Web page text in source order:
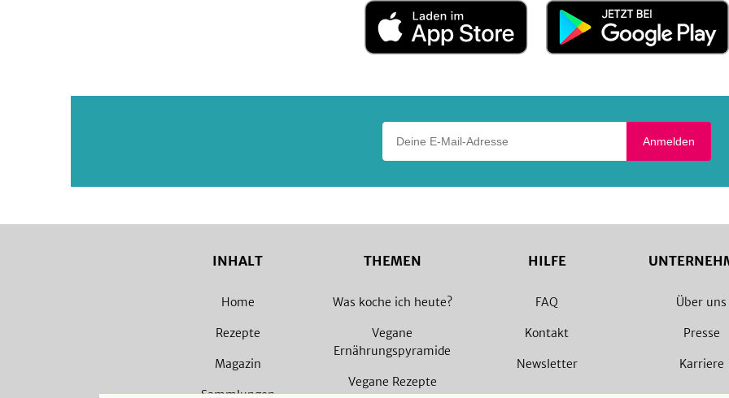
Laden
im
App
Jetzt
Google
Anmelden
INHALT
Home
Rezepte
Magazin
Sammlungen
THEMEN
Was koche ich heute?
Vegane
Ernährungspyramide
Vegane Rezepte
HILFE
FAQ
Kontakt
Newsletter
Über uns
Presse
Karriere